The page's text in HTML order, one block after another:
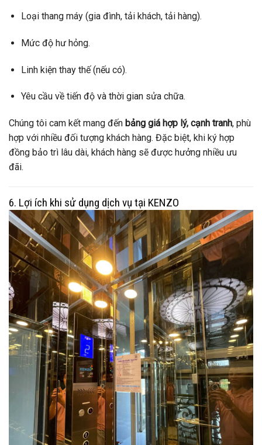
Loại thang máy (gia đình, tải khách, tải hàng).
Mức độ hư hỏng.
Linh kiện thay thế (nếu có).
Yêu cầu về tiến độ và thời gian sửa chữa.
Chúng tôi cam kết mang đến bảng giá hợp lý, cạnh tranh, phù
hợp với nhiều đối tượng khách hàng. Đặc biệt, khi ký hợp
đồng bảo trì lâu dài, khách hàng sẽ được hưởng nhiều ưu
đãi.
6. Lợi ích khi sử dụng dịch vụ tại KENZO